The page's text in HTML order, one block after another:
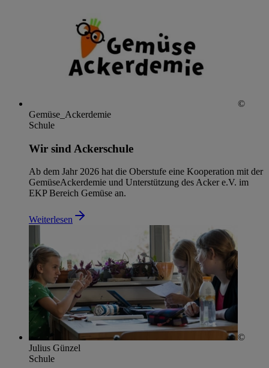
©
Gemüse_Ackerdemie
Schule
Wir sind Ackerschule
Ab dem Jahr 2026 hat die Oberstufe eine Kooperation mit der
GemüseAckerdemie und Unterstützung des Acker e.V. im
EKP Bereich Gemüse an.
Weiterlesen
©
Julius Günzel
Schule